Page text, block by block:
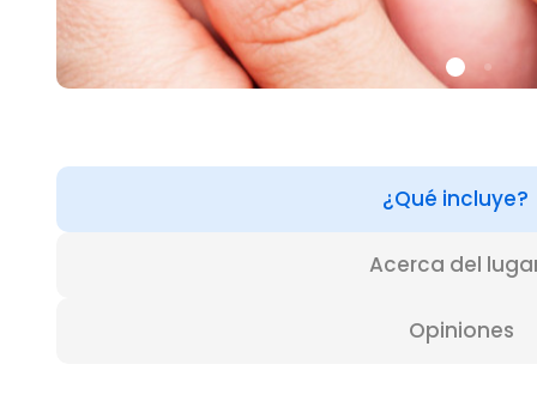
¿Qué incluye?
Acerca del
Opiniones